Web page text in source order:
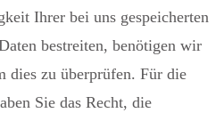
Ihrer bei uns gespeicherten
bestreiten, benötigen wir
dies zu überprüfen. Für die
Sie das Recht, die